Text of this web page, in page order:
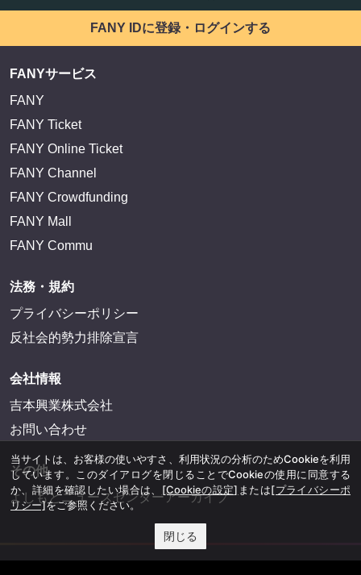
FANY IDに登録・ログインする
FANYサービス
FANY
FANY Ticket
FANY Online Ticket
FANY Channel
FANY Crowdfunding
FANY Mall
FANY Commu
法務・規約
プライバシーポリシー
反社会的勢力排除宣言
会社情報
吉本興業株式会社
お問い合わせ
その他
よしもとニュースセンターアーカイブ
当サイトは、お客様の使いやすさ、利用状況の分析のためCookieを利用
しています。このダイアログを閉じることでCookieの使用に同意する
か、詳細を確認したい場合は、 [Cookieの設定] または[プライバシーポ
リシー]をご参照ください。
閉じる